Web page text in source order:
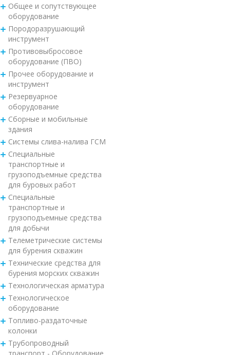
Общее и сопутствующее
оборудование
Породоразрушающий
инструмент
Противовыбросовое
оборудование (ПВО)
Прочее оборудование и
инструмент
Резервуарное
оборудование
Сборные и мобильные
здания
Системы слива-налива ГСМ
Специальные
транспортные и
грузоподъемные средства
для буровых работ
Специальные
транспортные и
грузоподъемные средства
для добычи
Телеметрические системы
для бурения скважин
Технические средства для
бурения морских скважин
Технологическая арматура
Технологическое
оборудование
Топливо-раздаточные
колонки
Трубопроводный